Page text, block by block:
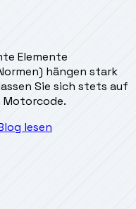
Elemente
hängen stark
Sie sich stets auf
Motorcode.
lesen